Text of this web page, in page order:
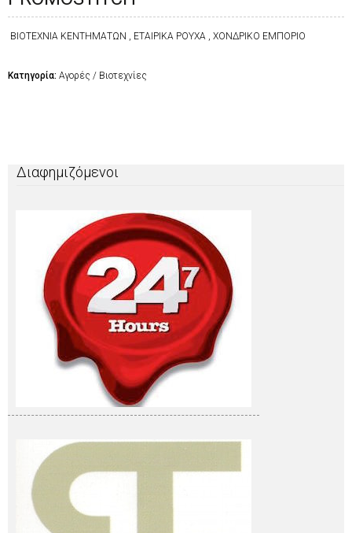
ΒΙΟΤΕΧΝΙΑ ΚΕΝΤΗΜΑΤΩΝ , ΕΤΑΙΡΙΚΑ ΡΟΥΧΑ , ΧΟΝΔΡΙΚΟ ΕΜΠΟΡΙΟ
Κατηγορία: Αγορές / Βιοτεχνίες
Διαφημιζόμενοι